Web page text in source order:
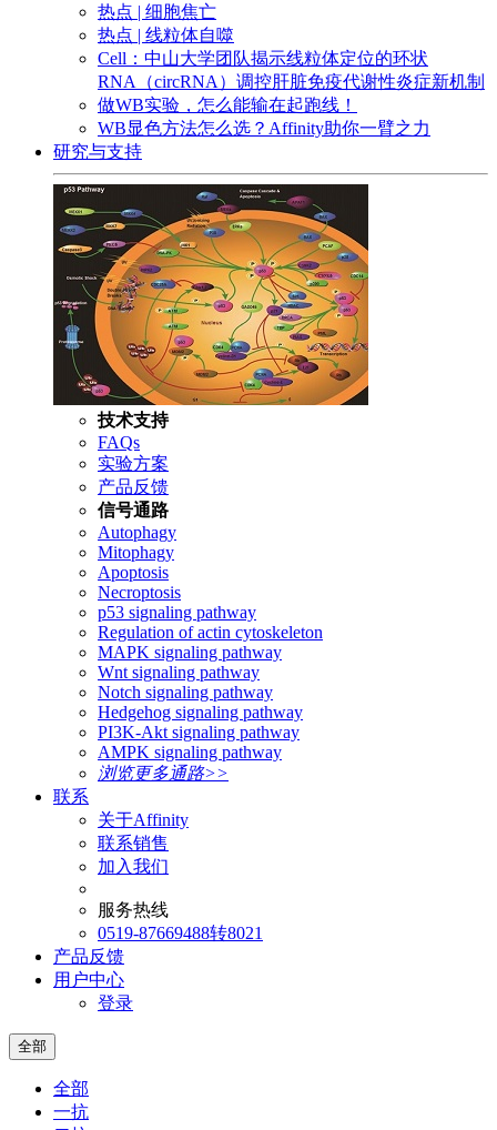
热点 | 细胞焦亡
热点 | 线粒体自噬
Cell：中山大学团队揭示线粒体定位的环状
RNA（circRNA）调控肝脏免疫代谢性炎症新机制
做WB实验，怎么能输在起跑线！
WB显色方法怎么选？Affinity助你一臂之力
研究与支持
技术支持
FAQs
实验方案
产品反馈
信号通路
Autophagy
Mitophagy
Apoptosis
Necroptosis
p53 signaling pathway
Regulation of actin cytoskeleton
MAPK signaling pathway
Wnt signaling pathway
Notch signaling pathway
Hedgehog signaling pathway
PI3K-Akt signaling pathway
AMPK signaling pathway
浏览更多通路>>
联系
关于Affinity
联系销售
加入我们
服务热线
0519-87669488转8021
产品反馈
用户中心
登录
全部
全部
一抗